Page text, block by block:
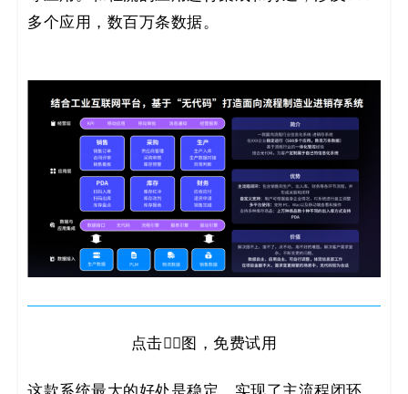
多个应用，数百万条数据。
点击👆🏻图，免费试用